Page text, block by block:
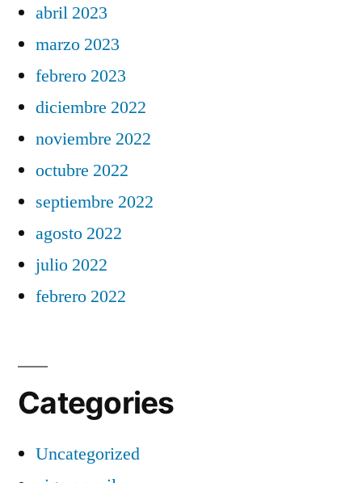
abril 2023
marzo 2023
febrero 2023
diciembre 2022
noviembre 2022
octubre 2022
septiembre 2022
agosto 2022
julio 2022
febrero 2022
Categories
Uncategorized